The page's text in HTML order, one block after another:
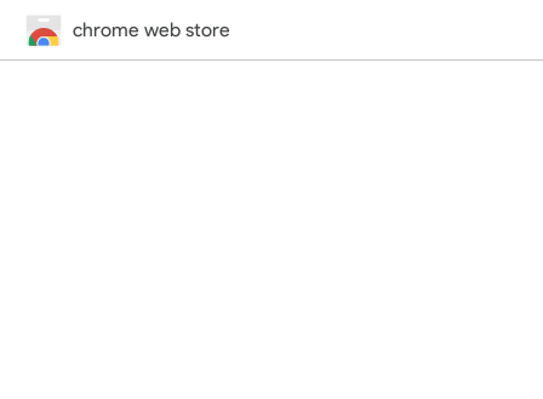
chrome web store